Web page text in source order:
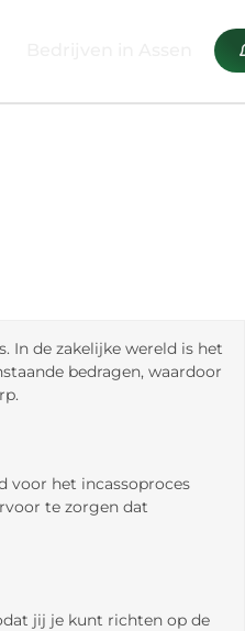
In de zakelijke wereld is het
bedragen, waardoor
voor het incassoproces
te zorgen dat
jij je kunt richten op de